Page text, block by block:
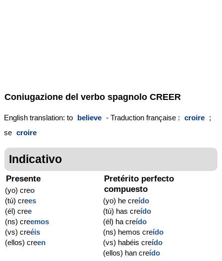
Coniugazione del verbo spagnolo CREER
English translation: to believe - Traduction française : croire ;
se croire
Indicativo
Presente
(yo) creo
(tú) crees
(él) cree
(ns) creemos
(vs) creéis
(ellos) creen
Pretérito perfecto
compuesto
(yo) he creído
(tú) has creído
(él) ha creído
(ns) hemos creído
(vs) habéis creído
(ellos) han creído